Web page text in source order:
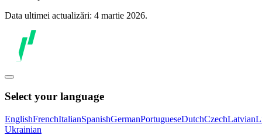
Data ultimei actualizări: 4 martie 2026.
Select your language
EnglishFrenchItalianSpanishGermanPortugueseDutchCzechLatvian
Ukrainian